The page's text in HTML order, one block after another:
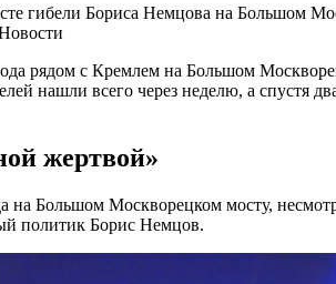
гибели Бориса Немцова на Большом
рядом с Кремлем на Большом
нашли всего через неделю, а спустя
жертвой»
на Большом Москворецком мосту,
политик Борис Немцов.